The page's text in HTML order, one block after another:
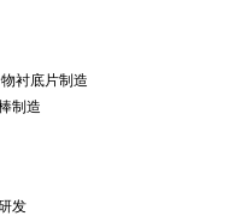
宣讲月活
布会
衬底片制造
制造
发